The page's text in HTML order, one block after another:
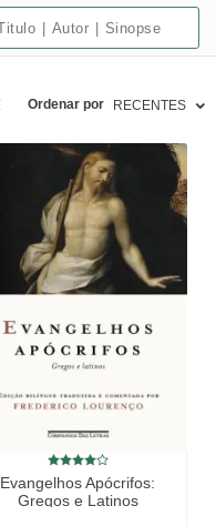
Ordenar por RECENTES
Evangelhos Apócrifos:
Gregos e Latinos